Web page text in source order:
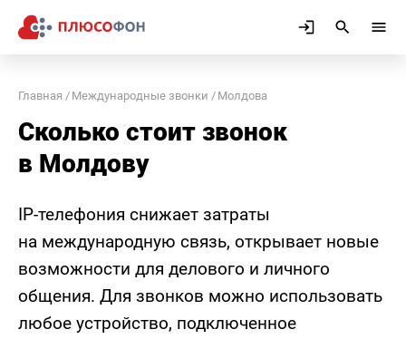
Главная Международные звонки Молдова
Сколько стоит звонок
в Молдову
IP-телефония снижает затраты
на международную связь, открывает новые
возможности для делового и личного
общения. Для звонков можно использовать
любое устройство, подключенное